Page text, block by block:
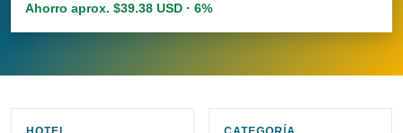
Ahorro aprox. $39.38 USD · 6%